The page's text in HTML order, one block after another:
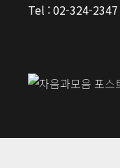
Tel : 02-324-